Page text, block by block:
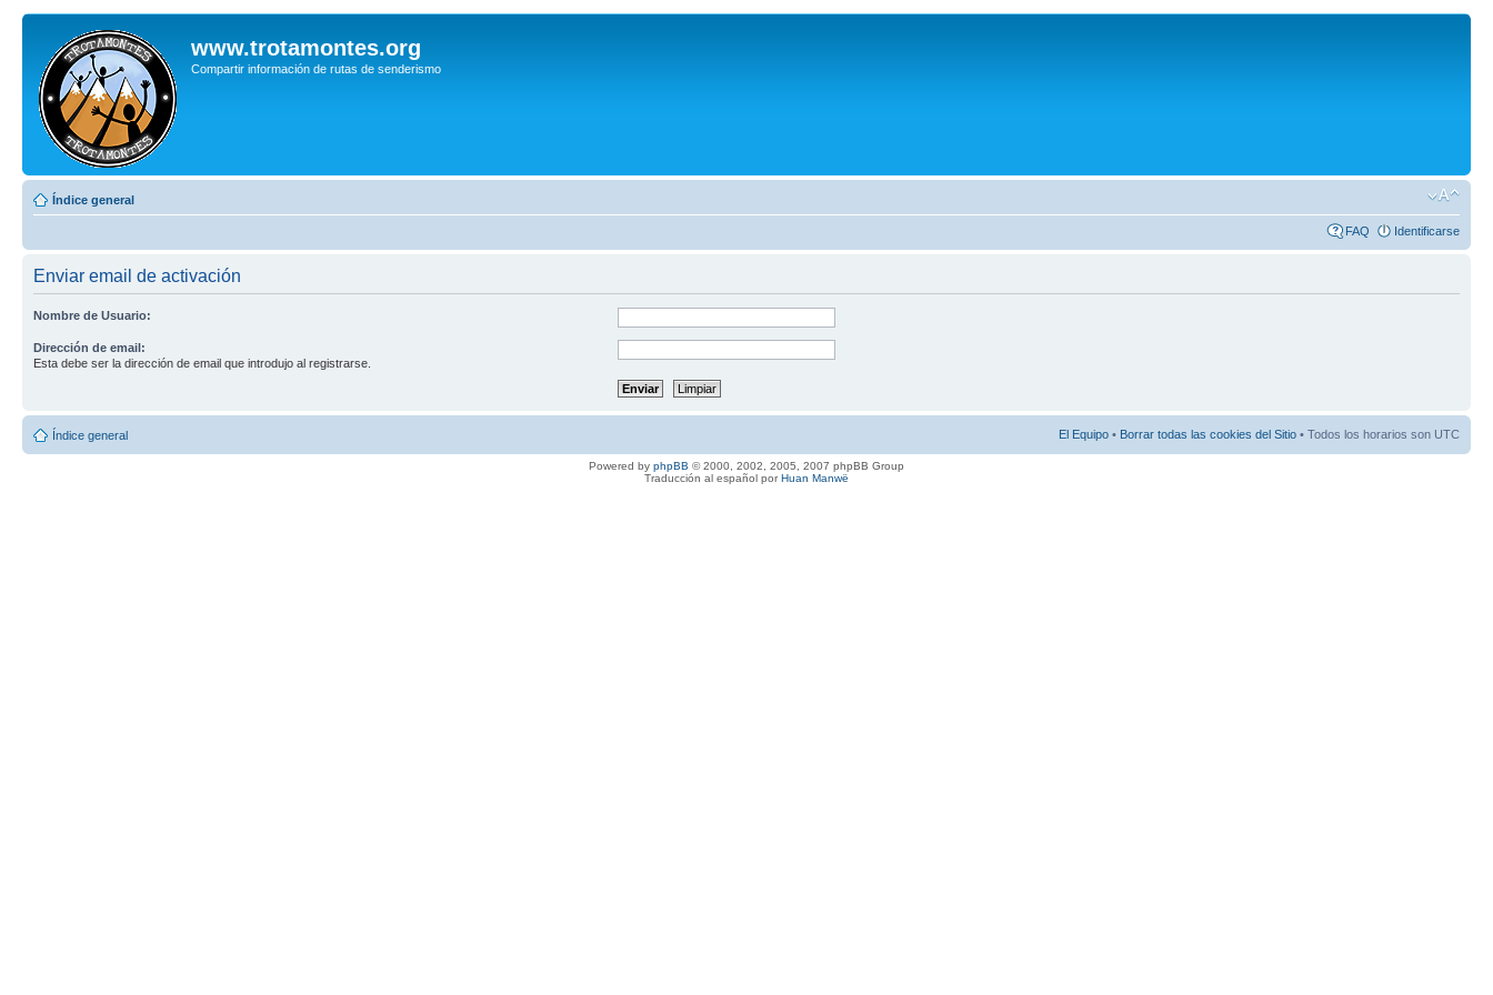
www.trotamontes.org
Compartir información de rutas de senderismo
Índice general
FAQ Identificarse
Enviar email de activación
Nombre de Usuario:
Dirección de email:
Esta debe ser la dirección de email que introdujo al registrarse.
Índice general El Equipo • Borrar todas las cookies del Sitio • Todos los horarios son UTC
Powered by phpBB © 2000, 2002, 2005, 2007 phpBB Group
Traducción al español porHuan Manwë